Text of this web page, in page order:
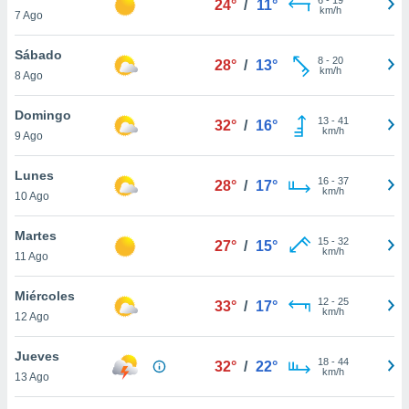
más
nuestra
y
de
disponible
cookies
aceptar
7 Ago
24° / 11°
km/h
Sábado
8 Ago
28° / 13° 8- 20
km/h
Domingo
9 Ago
32° / 16° 13- 41
km/h
Lunes
10 Ago
28° / 17° 16- 37
km/h
Martes
11 Ago
27° / 15° 15- 32
km/h
Miércoles
12 Ago
33° / 17° 12- 25
km/h
Jueves
13 Ago
32° / 22° 18- 44
km/h